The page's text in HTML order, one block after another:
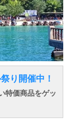
り開催中！
特価商品をゲッ